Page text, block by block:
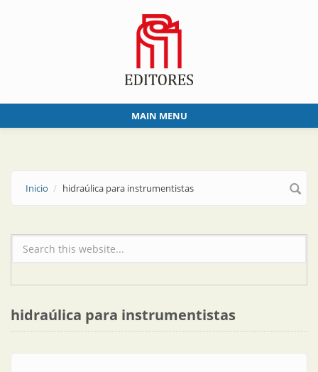
MAIN MENU
Inicio hidraúlica para instrumentistas
Formulario de búsqueda
hidraúlica para instrumentistas